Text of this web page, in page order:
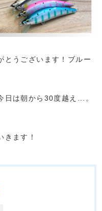
とうございます！ブルー
日は朝から30度越え...。
きます！